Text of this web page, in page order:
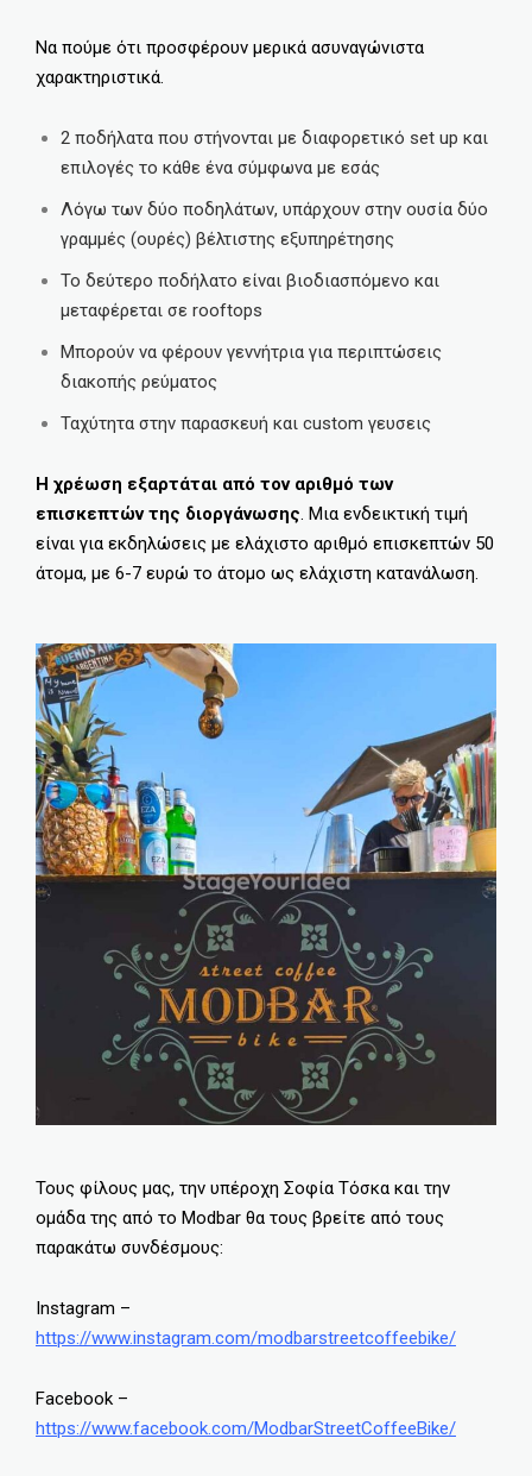
Να πούμε ότι προσφέρουν μερικά ασυναγώνιστα
χαρακτηριστικά.
2 ποδήλατα που στήνονται με διαφορετικό set up και
επιλογές το κάθε ένα σύμφωνα με εσάς
Λόγω των δύο ποδηλάτων, υπάρχουν στην ουσία δύο
γραμμές (ουρές) βέλτιστης εξυπηρέτησης
Το δεύτερο ποδήλατο είναι βιοδιασπόμενο και
μεταφέρεται σε rooftops
Μπορούν να φέρουν γεννήτρια για περιπτώσεις
διακοπής ρεύματος
Ταχύτητα στην παρασκευή και custom γευσεις
Η χρέωση εξαρτάται από τον αριθμό των
επισκεπτών της διοργάνωσης. Μια ενδεικτική τιμή
είναι για εκδηλώσεις με ελάχιστο αριθμό επισκεπτών 50
άτομα, με 6-7 ευρώ το άτομο ως ελάχιστη κατανάλωση.
Τους φίλους μας, την υπέροχη Σοφία Τόσκα και την
ομάδα της από το Modbar θα τους βρείτε από τους
παρακάτω συνδέσμους:
Instagram –
https://www.instagram.com/modbarstreetcoffeebike/
Facebook –
https://www.facebook.com/ModbarStreetCoffeeBike/